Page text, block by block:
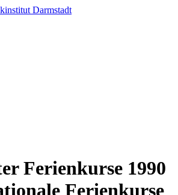
Ferienkurse 1990
Ferienkurse